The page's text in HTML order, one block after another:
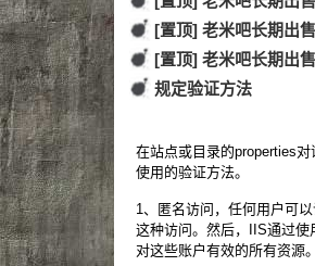
[置顶] 老米吧长期出
[置顶] 老米吧长期出
规定验证方法
在站点或目录的properties
使用的验证方法。
1、匿名访问，任何用户可
这种访问。然后，IIS通过
对这些账户有效的所有资源。